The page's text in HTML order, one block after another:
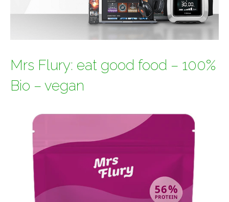
Mrs Flury: eat good food – 100%
Bio – vegan